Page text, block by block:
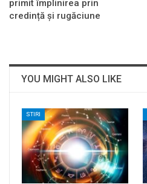
primit împlinirea prin
credință și rugăciune
YOU MIGHT ALSO LIKE
STIRI